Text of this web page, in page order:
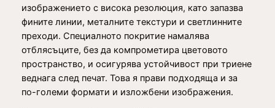
з
а
с
т
е
н
а
изображението с висока резолюция, като запазва
фините линии, металните текстури и светлинните
преходи. Специалното покритие намалява
отблясъците, без да компрометира цветовото
пространство, и осигурява устойчивост при триене
веднага след печат. Това я прави подходяща и за
по-големи формати и изложбени изображения.